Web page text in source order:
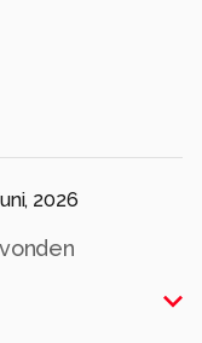
2026